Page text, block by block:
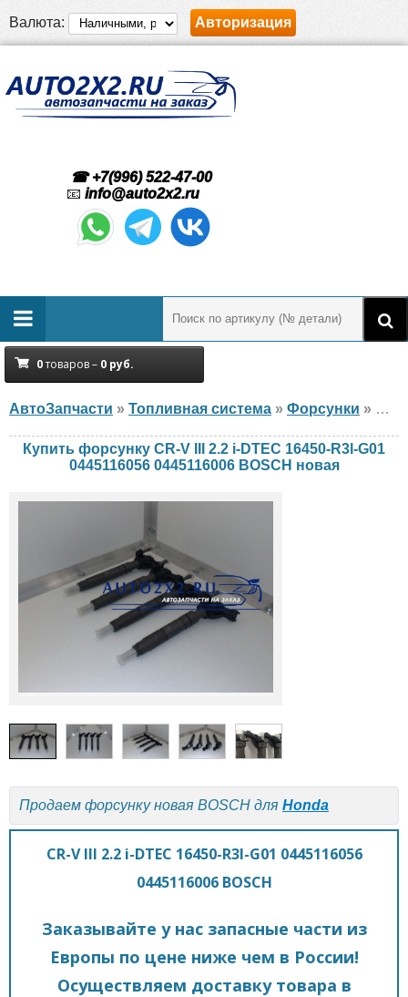
Валюта: Авторизация
☎ +7(996) 522-47-00
📧 info@auto2x2.ru
0товаров – 0 руб.
АвтоЗапчасти » Топливная система » Форсунки »
Купить форсунку CR-V III 2.2 i-DTEC 16450-R3l-G01
0445116056 0445116006 BOSCH новая
Продаем форсунку новая BOSCH для Honda
CR-V III 2.2 i-DTEC 16450-R3l-G01 0445116056
0445116006 BOSCH
Заказывайте у нас запасные части из
Европы по цене ниже чем в России!
Осуществляем доставку товара в